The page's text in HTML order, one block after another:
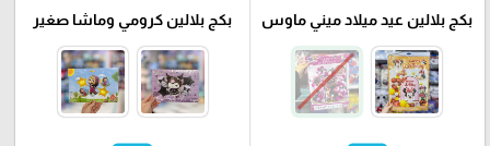
بكج بلالين عيد ميلاد ميني ماوس بكج بلالين كرومي وماشا صغير